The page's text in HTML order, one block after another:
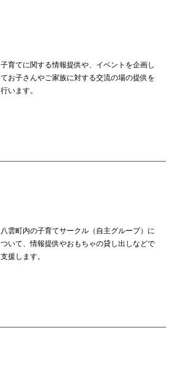
子育てに関する情報提供や、イベントを企画し
てお子さんやご家族に対する交流の場の提供を
行います。
八雲町内の子育てサークル（自主グループ）に
ついて、情報提供やおもちゃの貸し出しなどで
支援します。